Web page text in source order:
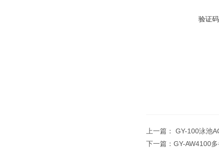
验证
上一篇： GY-100泳池
下一篇： GY-AW4100